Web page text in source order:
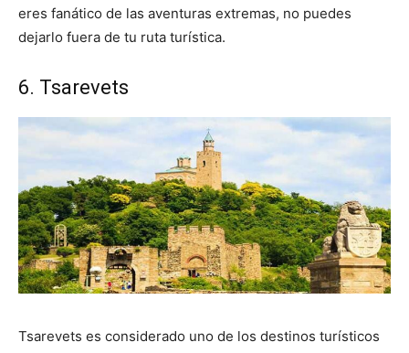
eres fanático de las aventuras extremas, no puedes
dejarlo fuera de tu ruta turística.
6. Tsarevets
Tsarevets es considerado uno de los destinos turísticos